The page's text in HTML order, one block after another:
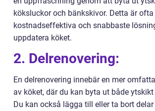
köksluckor och bänkskivor. Detta är
kostnadseffektiva och snabbaste
uppdatera köket.
2. Delrenovering:
En delrenovering innebär en mer
av köket, där du kan byta ut både
Du kan också lägga till eller ta bort